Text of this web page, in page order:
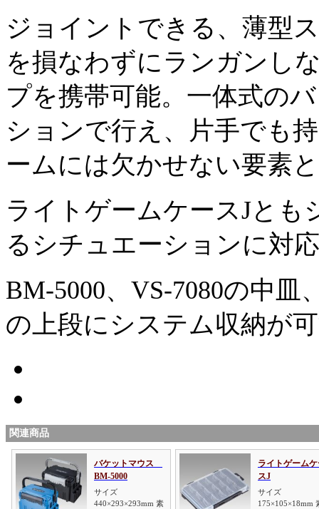
ジョイントできる、薄型
を損なわずにランガンし
プを携帯可能。一体式の
ションで行え、片手でも
ームには欠かせない要素
ライトゲームケースJと
るシチュエーションに対
BM-5000、VS-7080の中皿
の上段にシステム収納が
関連商品
バケットマウス
BM-5000
サイズ
440×293×293mm 素
ライトゲーム
スJ
サイズ
175×105×18mm